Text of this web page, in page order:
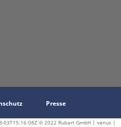
Presse
03T15:16:08Z © 2022 Rubart GmbH | venus |